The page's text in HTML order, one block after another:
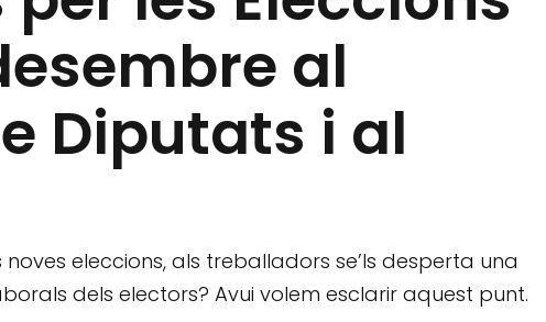
al
Diputats i al
eleccions, als treballadors se’ls desperta una
dels electors? Avui volem esclarir aquest punt.